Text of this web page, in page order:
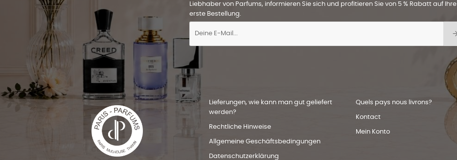
Liebhaber von Parfums, informieren Sie sich und profitieren Sie von 5 % Rabatt auf Ihre
erste Bestellung.
Lieferungen, wie kann man gut geliefert
werden?
Rechtliche Hinweise
Allgemeine Geschäftsbedingungen
Datenschutzerklärung
Quels pays nous livrons?
Kontact
Mein Konto